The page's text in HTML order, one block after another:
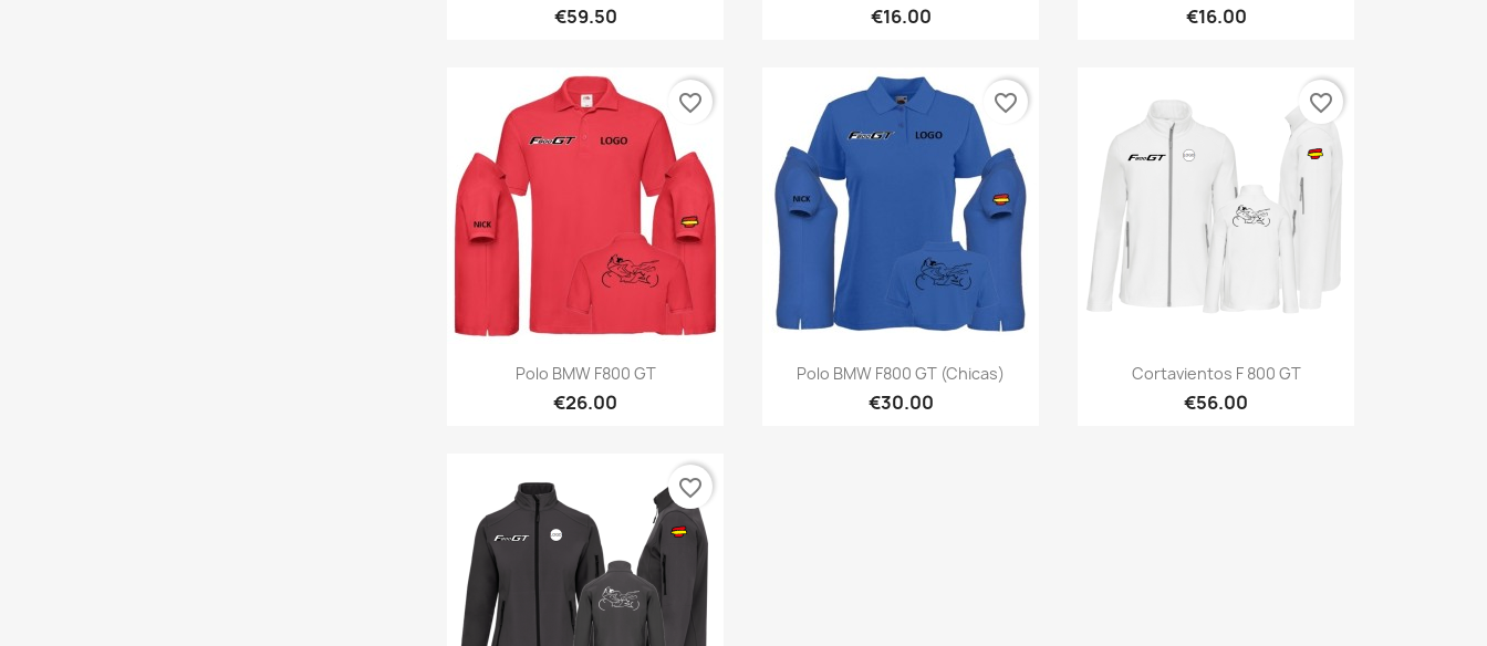
€59.50 €16.00 €16.00
 Quick view
Polo BMW F800 GT
€26.00
favorite_border
Quick view
Polo BMW F800 GT (Chicas)
€30.00
favorite_border
Quick view
Cortavientos F 800 GT
€56.00
favorite_border
favorite_border